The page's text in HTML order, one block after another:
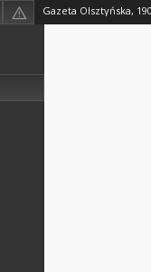
Gazeta Olsztyńska,